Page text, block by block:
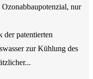
nur
der patentierten
zur Kühlung des